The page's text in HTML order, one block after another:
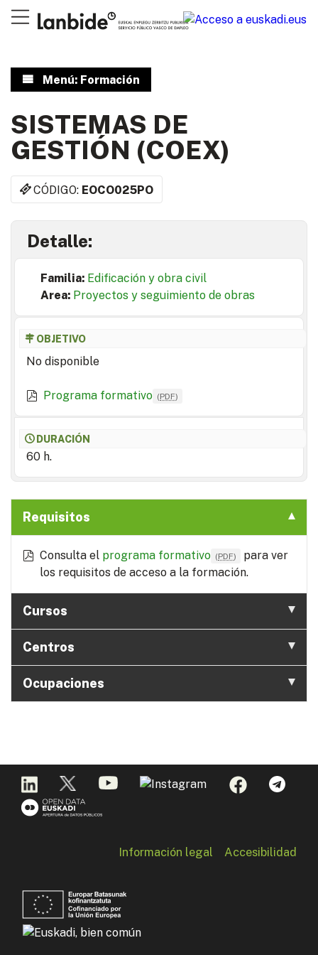
Menú: Formación
SISTEMAS DE
GESTIÓN (COEX)
CÓDIGO: EOCO025PO
Detalle:
Familia: Edificación y obra civil
Area: Proyectos y seguimiento de obras
OBJETIVO
No disponible
Programa formativo (PDF)
DURACIÓN
60 h.
Requisitos
Consulta el programa formativo (PDF)
para ver
los requisitos de acceso a la formación.
Cursos
Centros
Ocupaciones
Información legal Accesibilidad